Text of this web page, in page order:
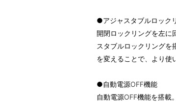
●アジャスタブルロック
開閉ロックリングを左に
スタブルロックリングを
を変えることで、より使
●自動電源OFF機能
自動電源OFF機能を搭載